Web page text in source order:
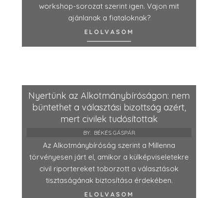
workshop-sorozat szerint igen. Vajon mit
ajánlanak a fiataloknak?
ELOLVASOM
Nyertünk az Alkotmánybíróságon: nem
büntethet a választási bizottság azért,
mert civilek tudósítottak
BY: BÉKÉS GÁSPÁR
Az Alkotmánybíróság szerint a Millenna
törvényesen járt el, amikor a külképviseletekre
civil riportereket toborzott a választások
tisztaságának biztosítása érdekében.
ELOLVASOM